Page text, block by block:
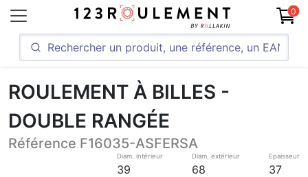
0
ROULEMENT À BILLES -
DOUBLE RANGÉE
Référence F16035-ASFERSA
Diam. intérieur
39
Diam. extérieur
68
Epaisseur
37